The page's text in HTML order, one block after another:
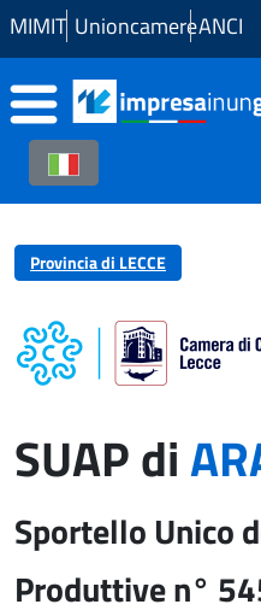
Skip to Main Content
MIMIT UnioncamereANCI
Provincia di LECCE
SUAP di
Sportello Unico
Produttive n°